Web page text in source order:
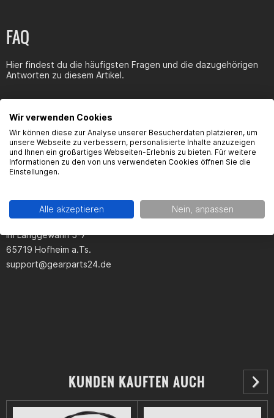
FAQ
Hier findest du die häufigsten Fragen und die dazugehörigen
Antworten zu diesem Artikel.
Produktsicherheit
Hersteller:
Gearparts GmbH
Im Langgewann 5-7
65719 Hofheim a.Ts.
support@gearparts24.de
KUNDEN KAUFTEN AUCH
Wir verwenden Cookies
Wir können diese zur Analyse unserer Besucherdaten platzieren, um
unsere Webseite zu verbessern, personalisierte Inhalte anzuzeigen
und Ihnen ein großartiges Webseiten-Erlebnis zu bieten. Für weitere
Informationen zu den von uns verwendeten Cookies öffnen Sie die
Einstellungen.
Alle akzeptieren Nein, anpassen